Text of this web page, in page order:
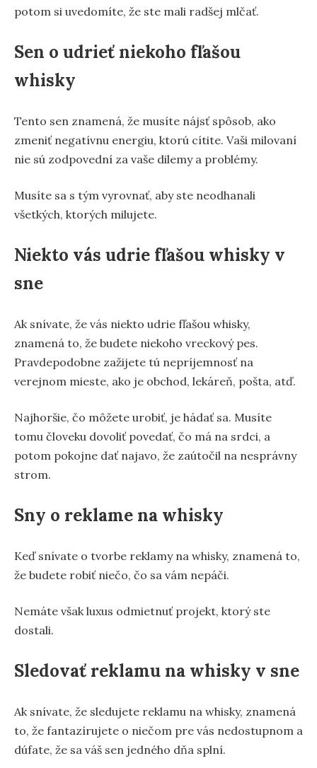
potom si uvedomíte, že ste mali radšej mlčať.
Sen o udrieť niekoho fľašou
whisky
Tento sen znamená, že musíte nájsť spôsob, ako
zmeniť negatívnu energiu, ktorú cítite. Vaši milovaní
nie sú zodpovední za vaše dilemy a problémy.
Musíte sa s tým vyrovnať, aby ste neodhanali
všetkých, ktorých milujete.
Niekto vás udrie fľašou whisky v
sne
Ak snívate, že vás niekto udrie fľašou whisky,
znamená to, že budete niekoho vreckový pes.
Pravdepodobne zažijete tú nepríjemnosť na
verejnom mieste, ako je obchod, lekáreň, pošta, atď.
Najhoršie, čo môžete urobiť, je hádať sa. Musíte
tomu človeku dovoliť povedať, čo má na srdci, a
potom pokojne dať najavo, že zaútočil na nesprávny
strom.
Sny o reklame na whisky
Keď snívate o tvorbe reklamy na whisky, znamená to,
že budete robiť niečo, čo sa vám nepáči.
Nemáte však luxus odmietnuť projekt, ktorý ste
dostali.
Sledovať reklamu na whisky v sne
Ak snívate, že sledujete reklamu na whisky, znamená
to, že fantazírujete o niečom pre vás nedostupnom a
dúfate, že sa váš sen jedného dňa splní.